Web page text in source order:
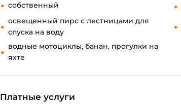
собственный
освещенный пирс с лестницами для
спуска на воду
водные мотоциклы, банан, прогулки на
яхте
Платные услуги